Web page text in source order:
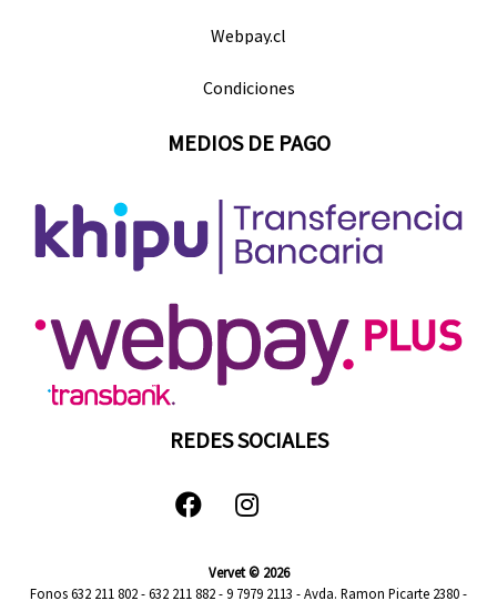
Webpay.cl
Condiciones
MEDIOS DE PAGO
REDES SOCIALES
Vervet © 2026
Fonos 632 211 802 - 632 211 882 - 9 7979 2113 - Avda. Ramon Picarte 2380 -